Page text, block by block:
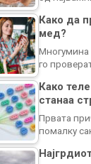
Како да
мед?
Многумина
го
Како
станаа
Првата
помалку